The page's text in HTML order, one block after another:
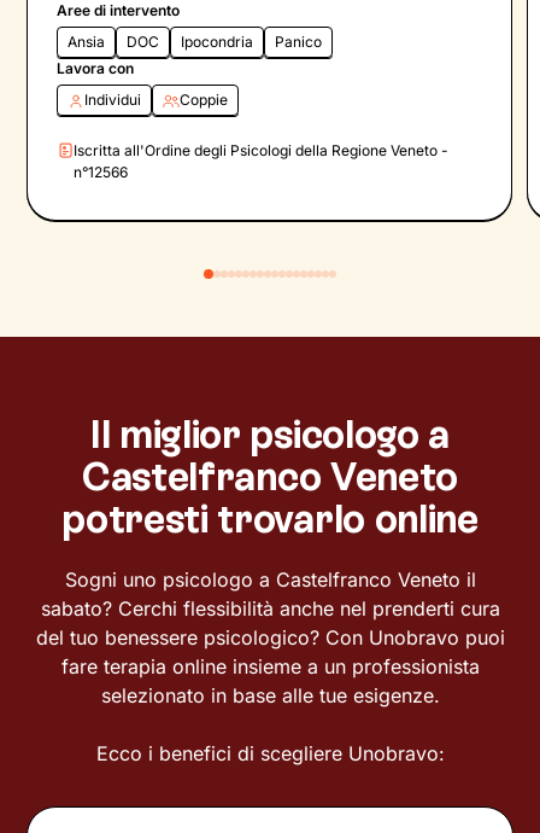
Aree di intervento
Ansia
DOC Ipocondria
Panico
Lavora con
Individui
Coppie
Iscritta all'Ordine degli Psicologi della Regione Veneto -
n°12566
Il miglior psicologo a
Castelfranco Veneto
potresti trovarlo online
Sogni uno psicologo a Castelfranco Veneto il
sabato? Cerchi flessibilità anche nel prenderti cura
del tuo benessere psicologico? Con Unobravo puoi
fare terapia online insieme a un professionista
selezionato in base alle tue esigenze.
Ecco i benefici di scegliere Unobravo: